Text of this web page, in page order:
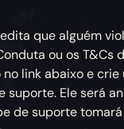
que alguém
ou os T&Cs
link abaixo e crie
suporte. Ele será
de suporte